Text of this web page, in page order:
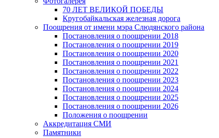
70 ЛЕТ ВЕЛИКОЙ ПОБЕДЫ
Кругобайкальская железная дорога
Поощрения от имени мэра Слюдянского района
Постановления о поощрении 2018
Постановления о поощрении 2019
Постановления о поощрении 2020
Постановления о поощрении 2021
Постановления о поощрении 2022
Постановления о поощрении 2023
Постановления о поощрении 2024
Постановления о поощрении 2025
Постановления о поощрении 2026
Положения о поощрении
Аккредитация СМИ
Памятники